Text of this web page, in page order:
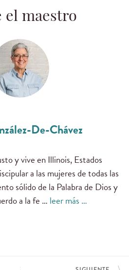
el maestro
De-Chávez
y vive en Illinois, Estados
a las mujeres de todas las
sólido de la Palabra de Dios y
a la fe … leer más …